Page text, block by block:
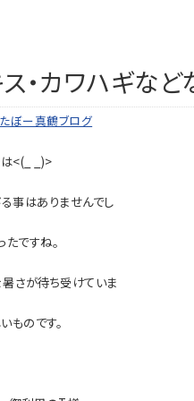
・カワハギなど
ぼー真鶴ブログ
<(_ _)>
事はありませんでし
たですね。
さが待ち受けていま
ものです。